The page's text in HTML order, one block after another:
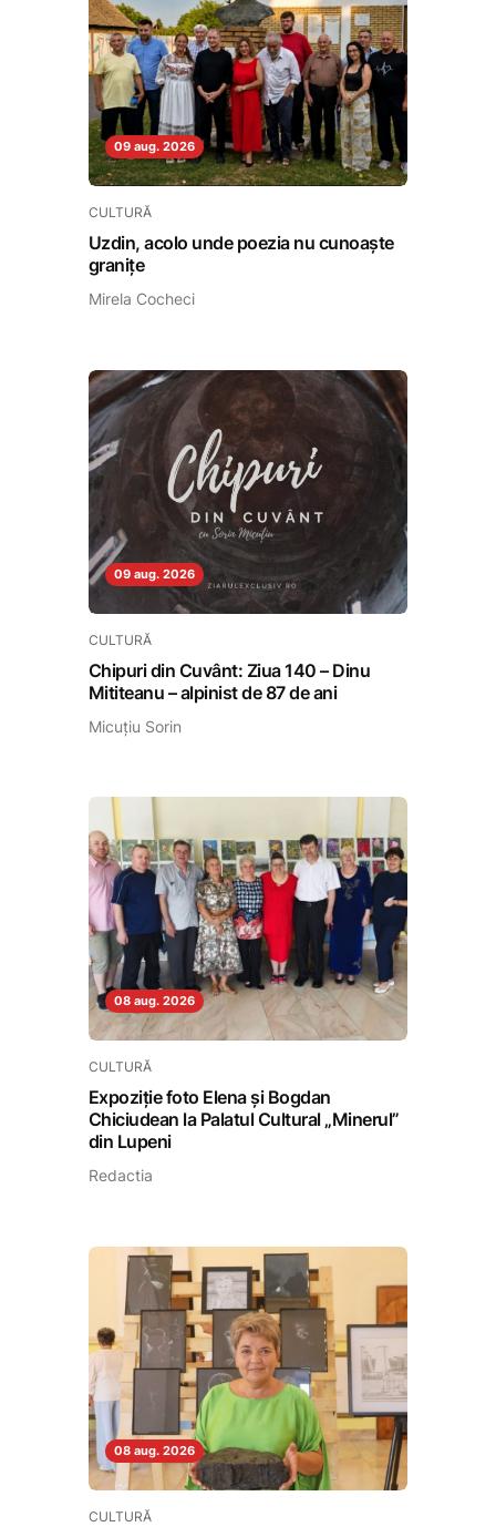
09 aug. 2026
CULTURĂ
Uzdin, acolo unde poezia nu cunoaște
granițe
Mirela Cocheci
09 aug. 2026
CULTURĂ
Chipuri din Cuvânt: Ziua 140 – Dinu
Mititeanu – alpinist de 87 de ani
Micuțiu Sorin
08 aug. 2026
CULTURĂ
Expoziție foto Elena și Bogdan
Chiciudean la Palatul Cultural „Minerul”
din Lupeni
Redactia
08 aug. 2026
CULTURĂ